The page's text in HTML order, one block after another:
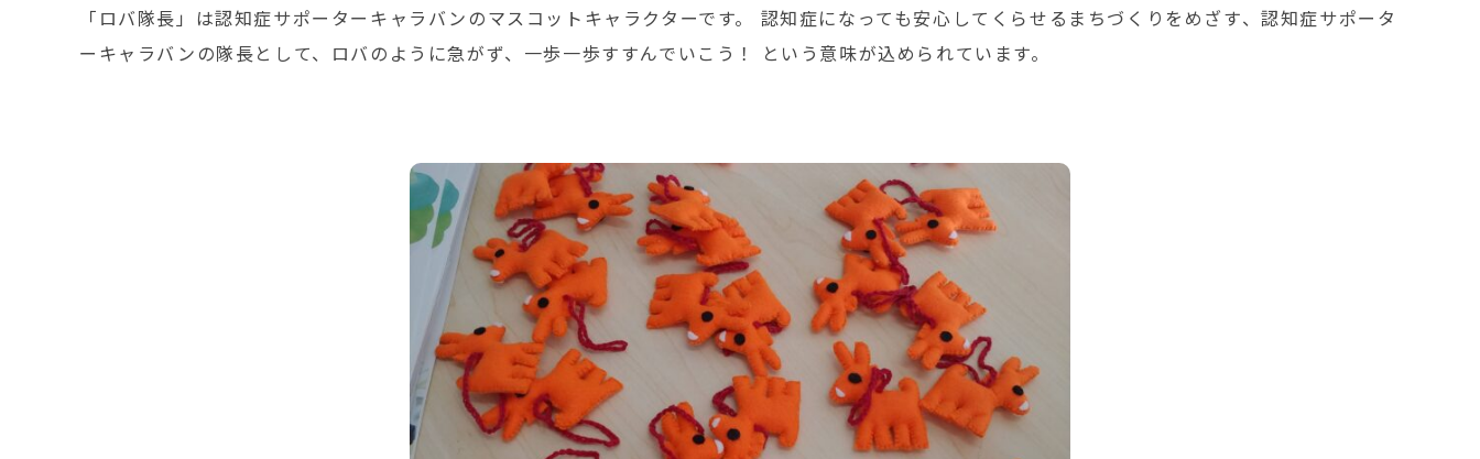
「ロバ隊長」は認知症サポーターキャラバンのマスコットキャラクターです。 認知症になっても安心してくらせるまちづくりをめざす、認知症サポータ
ーキャラバンの隊長として、ロバのように急がず、一歩一歩すすんでいこう！ という意味が込められています。